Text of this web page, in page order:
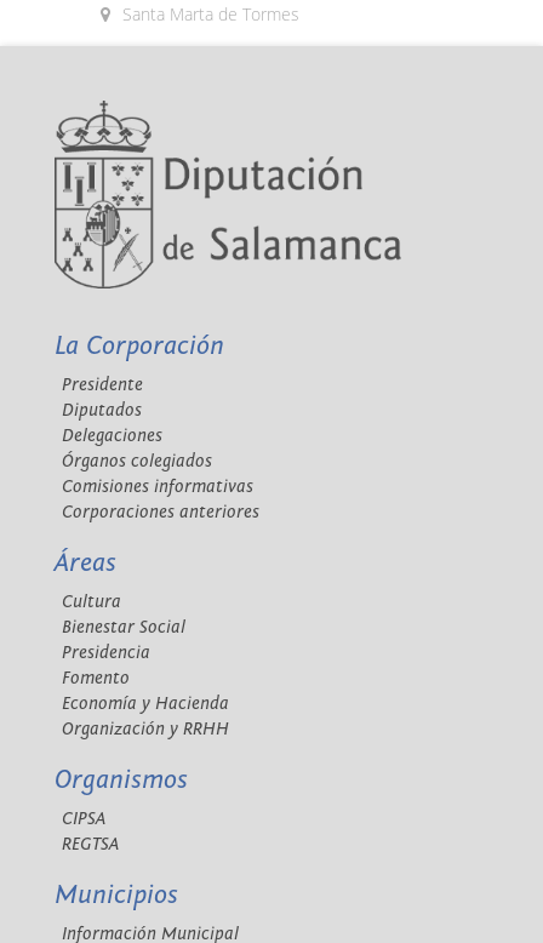
Santa Marta de Tormes
La Corporación
Presidente
Diputados
Delegaciones
Órganos colegiados
Comisiones informativas
Corporaciones anteriores
Áreas
Cultura
Bienestar Social
Presidencia
Fomento
Economía y Hacienda
Organización y RRHH
Organismos
CIPSA
REGTSA
Municipios
Información Municipal